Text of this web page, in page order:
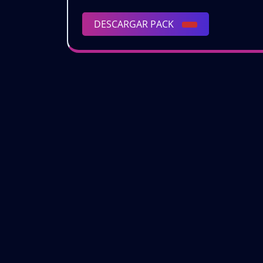
DESCARGAR PACK
DESCARGAR
PACK